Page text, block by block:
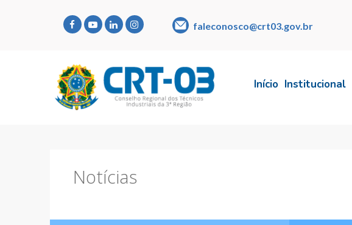
faleconosco@crt03.gov.br
Início Institucional
Notícias